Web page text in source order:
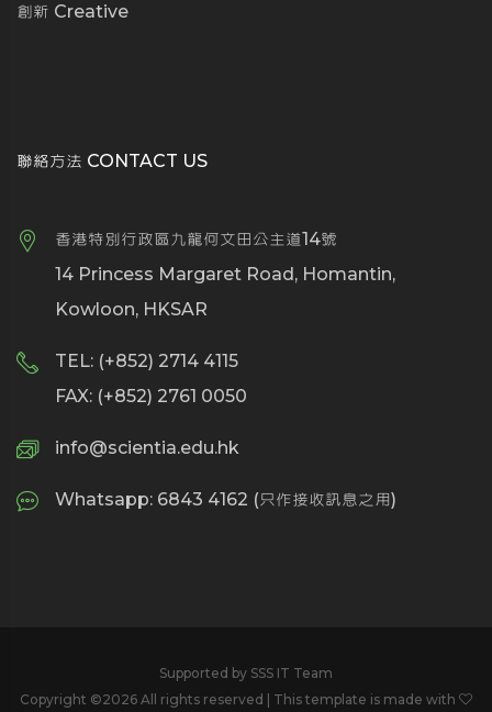
創新 Creative
聯絡方法 CONTACT US
香港特別行政區九龍何文田公主道14號
14 Princess Margaret Road, Homantin,
Kowloon, HKSAR
TEL: (+852) 2714 4115
FAX: (+852) 2761 0050
info@scientia.edu.hk
Whatsapp: 6843 4162 (只作接收訊息之用)
Supported by SSS IT Team
Copyright ©2026 All rights reserved | This template is made with